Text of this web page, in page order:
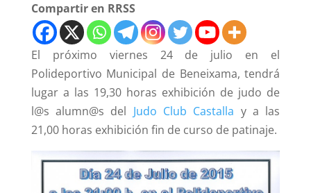
Compartir en RRSS
El próximo viernes 24 de julio en el
Polideportivo Municipal de Beneixama, tendrá
lugar a las 19,30 horas exhibición de judo de
l@s alumn@s del Judo Club Castalla y a las
21,00 horas exhibición fin de curso de patinaje.